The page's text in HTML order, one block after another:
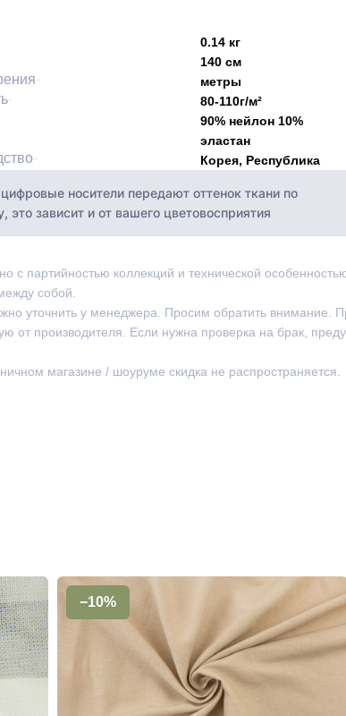
0.14 кг
140 см
метры
80-110г/м²
90% нейлон 10%
эластан
Корея, Республика
носители передают оттенок ткани по
это зависит и от вашего цветовосприятия
с партийностью коллекций и технической
собой.
уточнить у менеджера. Просим обратить внимание.
от производителя. Если нужна проверка на брак,
магазине / шоуруме скидка не распространяется.
−10%